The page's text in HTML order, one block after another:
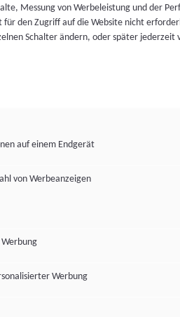
Messung von Werbeleistung und der
den Zugriff auf die Website nicht
Schalter ändern, oder später
auf einem Endgerät
von Werbeanzeigen
Werbung